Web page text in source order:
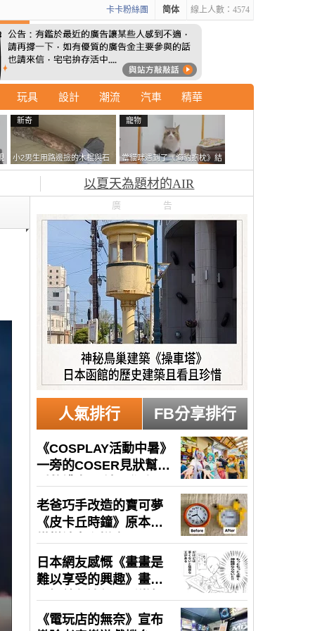
線上人數：4574
简体
卡卡粉絲團
玩具 設計 潮流 汽車 精華
新奇
小2男生用路邊撿的木棍與石
頭做成了《石斧》馬麻打開書
包嚇一跳怎麼會有這種東
西！？
寵物
當貓咪遇到了《海豹抱枕》結
果玩了10天後，海豹一整個走
鐘笑翻網友
以夏天為題材的AIR
廣告
人氣排行 FB分享排行